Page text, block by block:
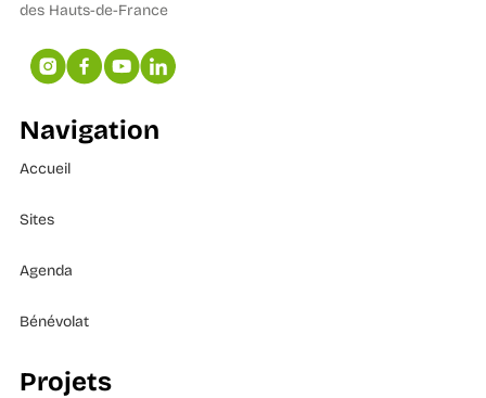
des Hauts-de-France
Navigation
Accueil
Sites
Agenda
Bénévolat
Projets